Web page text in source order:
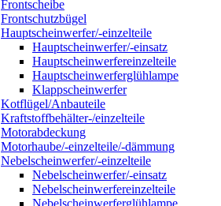
Frontscheibe
Frontschutzbügel
Hauptscheinwerfer/-einzelteile
Hauptscheinwerfer/-einsatz
Hauptscheinwerfereinzelteile
Hauptscheinwerferglühlampe
Klappscheinwerfer
Kotflügel/Anbauteile
Kraftstoffbehälter-/einzelteile
Motorabdeckung
Motorhaube/-einzelteile/-dämmung
Nebelscheinwerfer/-einzelteile
Nebelscheinwerfer/-einsatz
Nebelscheinwerfereinzelteile
Nebelscheinwerferglühlampe